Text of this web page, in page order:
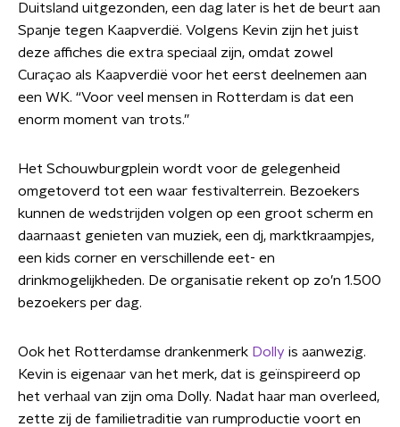
Duitsland uitgezonden, een dag later is het de beurt aan
Spanje tegen Kaapverdië. Volgens Kevin zijn het juist
deze affiches die extra speciaal zijn, omdat zowel
Curaçao als Kaapverdië voor het eerst deelnemen aan
een WK. “Voor veel mensen in Rotterdam is dat een
enorm moment van trots.”
Het Schouwburgplein wordt voor de gelegenheid
omgetoverd tot een waar festivalterrein. Bezoekers
kunnen de wedstrijden volgen op een groot scherm en
daarnaast genieten van muziek, een dj, marktkraampjes,
een kids corner en verschillende eet- en
drinkmogelijkheden. De organisatie rekent op zo’n 1.500
bezoekers per dag.
Ook het Rotterdamse drankenmerk Dolly is aanwezig.
Kevin is eigenaar van het merk, dat is geïnspireerd op
het verhaal van zijn oma Dolly. Nadat haar man overleed,
zette zij de familietraditie van rumproductie voort en